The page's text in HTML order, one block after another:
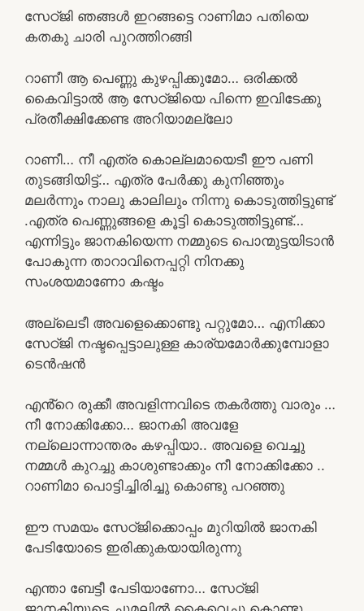
സേഠ്ജി ഞങ്ങൾ ഇറങ്ങട്ടെ റാണിമാ പതിയെ
കതകു ചാരി പുറത്തിറങ്ങി
റാണീ ആ പെണ്ണു കുഴപ്പിക്കുമോ… ഒരിക്കൽ
കൈവിട്ടാൽ ആ സേഠ്ജിയെ പിന്നെ ഇവിടേക്കു
പ്രതീക്ഷിക്കേണ്ട അറിയാമല്ലോ
റാണീ… നീ എത്ര കൊല്ലമായെടീ ഈ പണി
തുടങ്ങിയിട്ട്… എത്ര പേർക്കു കുനിഞ്ഞും
മലർന്നും നാലു കാലിലും നിന്നു കൊടുത്തിട്ടുണ്ട്
.എത്ര പെണ്ണുങ്ങളെ കൂട്ടി കൊടുത്തിട്ടുണ്ട്…
എന്നിട്ടും ജാനകിയെന്ന നമ്മുടെ പൊന്മുട്ടയിടാൻ
പോകുന്ന താറാവിനെപ്പറ്റി നിനക്കു
സംശയമാണോ കഷ്ടം
അല്ലെടീ അവളെക്കൊണ്ടു പറ്റുമോ… എനിക്കാ
സേഠ്ജി നഷ്ടപ്പെട്ടാലുള്ള കാര്യമോർക്കുമ്പോളാ
ടെൻഷൻ
എൻ്റെ രുക്കീ അവളിന്നവിടെ തകർത്തു വാരും …
നീ നോക്കിക്കോ… ജാനകി അവളേ
നല്ലൊന്നാന്തരം കഴപ്പിയാ.. അവളെ വെച്ചു
നമ്മൾ കുറച്ചു കാശുണ്ടാക്കും നീ നോക്കിക്കോ ..
റാണിമാ പൊട്ടിച്ചിരിച്ചു കൊണ്ടു പറഞ്ഞു
ഈ സമയം സേഠ്ജിക്കൊപ്പം മുറിയിൽ ജാനകി
പേടിയോടെ ഇരിക്കുകയായിരുന്നു
എന്താ ബേട്ടീ പേടിയാണോ… സേഠ്ജി